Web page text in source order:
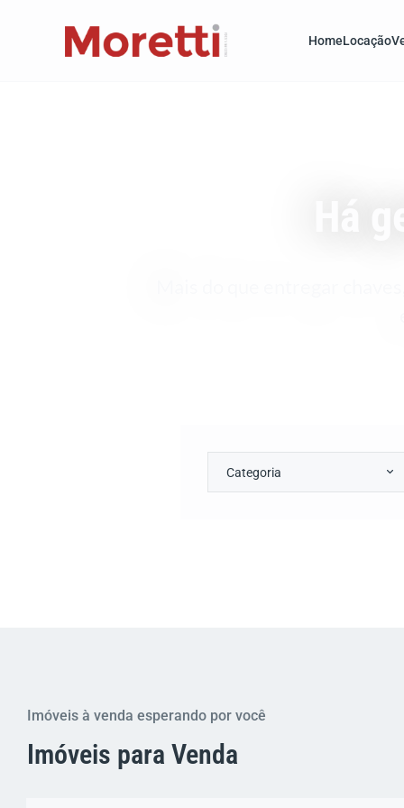
HomeLocação
Categoria
Imóveis à venda esperando por você
Imóveis para Venda